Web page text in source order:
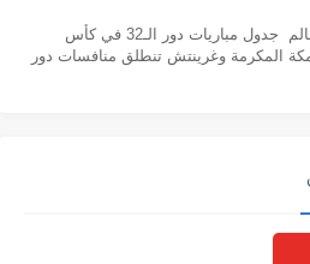
مبارايات الدور 32 من كأس العالم جدول مباريات دور الـ32 في كأس
بتوقيت مكة المكرمة وغرينتش تنطلق منافسات دور